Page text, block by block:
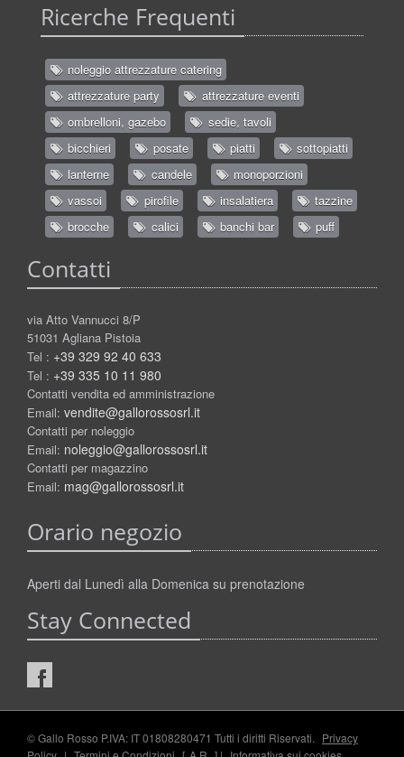
Ricerche Frequenti
noleggio attrezzature catering
attrezzature party
attrezzature eventi
ombrelloni, gazebo
sedie, tavoli
bicchieri
posate piatti
sottopiatti
lanterne
candele
monoporzioni
vassoi
pirofile insalatiera
tazzine
brocche
calici banchi bar puff
Contatti
via Atto Vannucci 8/P
51031 Agliana Pistoia
Tel : +39 329 92 40 633
Tel : +39 335 10 11 980
Contatti vendita ed amministrazione
Email: vendite@gallorossosrl.it
Contatti per noleggio
Email: noleggio@gallorossosrl.it
Contatti per magazzino
Email: mag@gallorossosrl.it
Orario negozio
Aperti dal Lunedì alla Domenica su prenotazione
Stay Connected
© Gallo Rosso P.IVA: IT 01808280471 Tutti i diritti Riservati. Privacy